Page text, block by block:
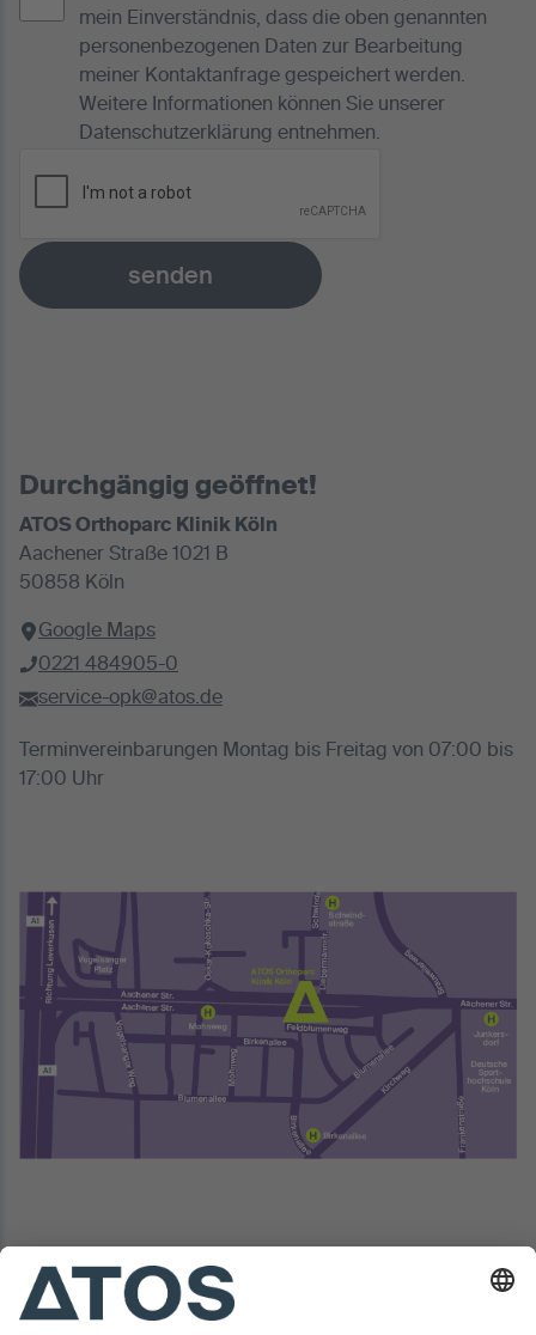
mein Einverständnis, dass die oben genannten
personenbezogenen Daten zur Bearbeitung
meiner Kontaktanfrage gespeichert werden.
Weitere Informationen können Sie unserer
Datenschutzerklärung entnehmen.
senden
Durchgängig geöffnet!
ATOS Orthoparc Klinik Köln
Aachener Straße 1021 B
50858 Köln
Google Maps
0221 484905-0
service-opk@atos.de
Terminvereinbarungen Montag bis Freitag von 07:00 bis
17:00 Uhr